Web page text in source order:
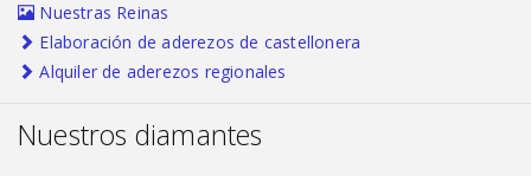
Nuestras Reinas
Elaboración de aderezos de castellonera
Alquiler de aderezos regionales
Nuestros diamantes